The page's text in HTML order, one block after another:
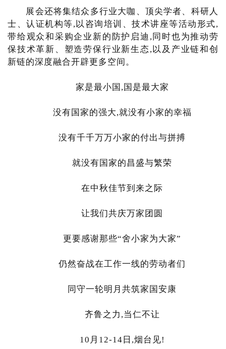
展会还将集结众多行业大咖、顶尖学者、科研人
士、认证机构等,以咨询培训、技术讲座等活动形式,
带给观众和采购企业新的防护启迪,同时也为推动劳
保技术革新、塑造劳保行业新生态,以及产业链和创
新链的深度融合开辟更多空间。
家是最小国,国是最大家
没有国家的强大,就没有小家的幸福
没有千千万万小家的付出与拼搏
就没有国家的昌盛与繁荣
在中秋佳节到来之际
让我们共庆万家团圆
更要感谢那些“舍小家为大家”
仍然奋战在工作一线的劳动者们
同守一轮明月共筑家国安康
齐鲁之力,当仁不让
10月12-14日,烟台见!